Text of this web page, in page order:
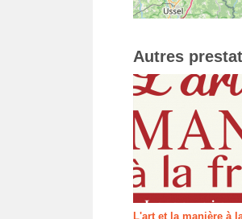
Autres
L'art et la manière à